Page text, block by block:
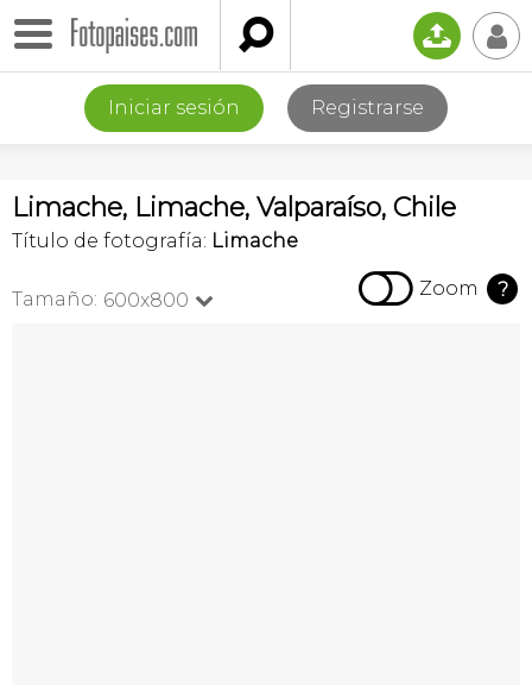
 📤 👤
Iniciar sesión Registrarse
Limache, Limache, Valparaíso, Chile
Título de fotografía: Limache
Tamaño: 600x800   Zoom ?